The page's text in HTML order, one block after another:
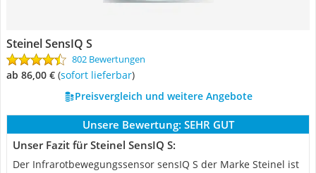
Steinel SensIQ S
802 Bewertungen
ab 86,00 € ( Sofort lieferbar)
Preisvergleich und weitere Angebote
Unsere Bewertung: SEHR GUT
Unser Fazit für Steinel SensIQ S:
Der Infrarotbewegungssensor sensIQ S der Marke Steinel ist